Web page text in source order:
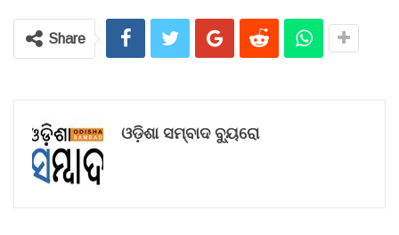
Share
ଓଡ଼ିଶା ସମ୍ବାଦ ବ୍ୟୁରୋ